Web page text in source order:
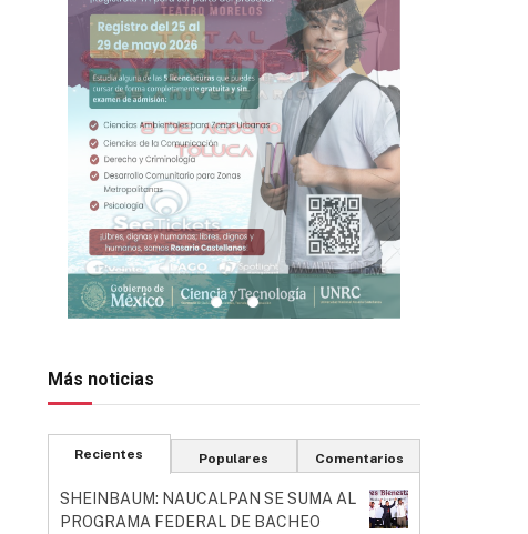
Más noticias
Recientes Populares Comentarios
SHEINBAUM: NAUCALPAN SE SUMA AL
PROGRAMA FEDERAL DE BACHEO